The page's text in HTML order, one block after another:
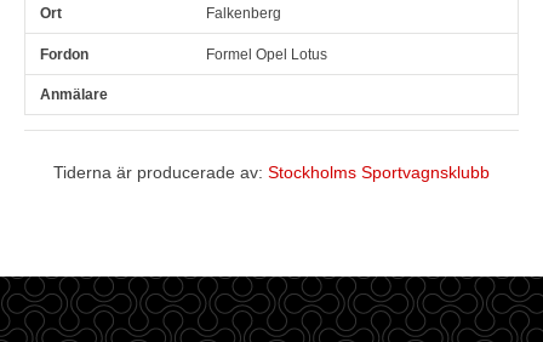
Falkenberg
Formel Opel Lotus
Tiderna är producerade av: Stockholms Sportvagnsklubb